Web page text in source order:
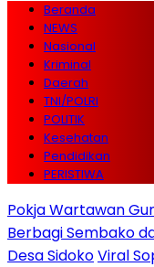
Beranda
NEWS
Nasional
Kriminal
Daerah
TNI/POLRI
POLITIK
Kesehatan
Pendidikan
PERISTIWA
Pokja Wartawan
Berbagi Sembako
Desa SidokoViral